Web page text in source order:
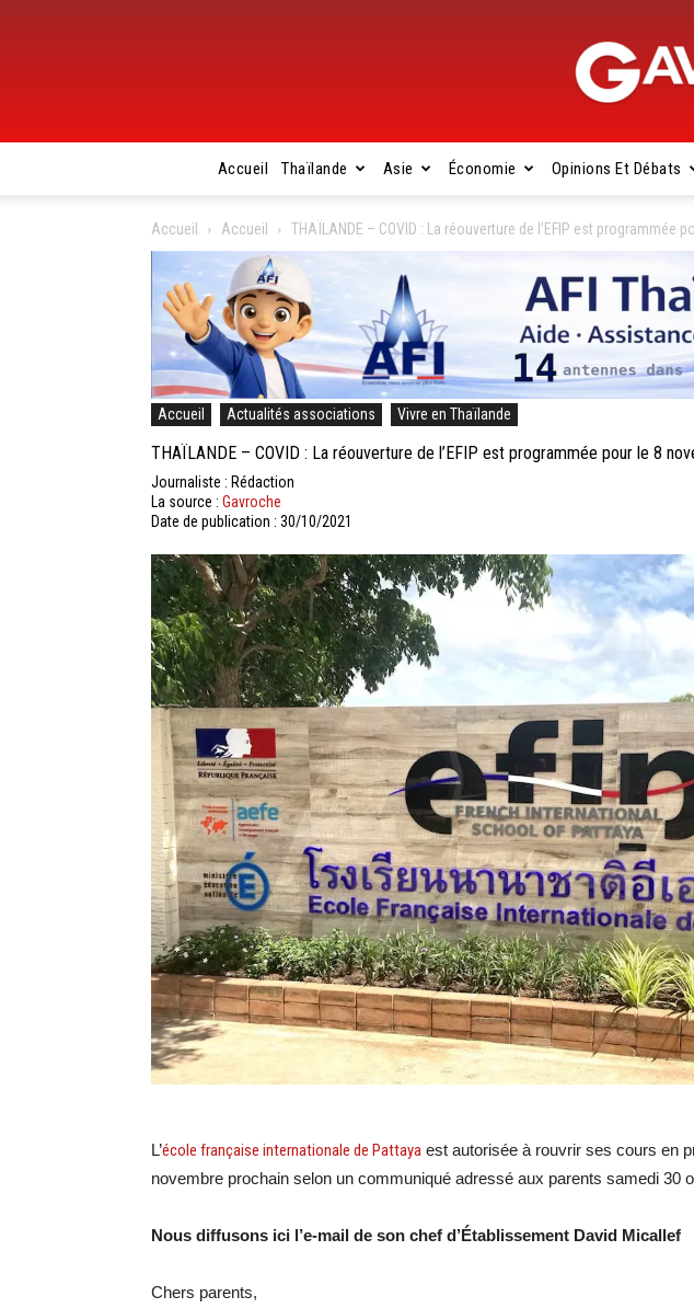
Accueil Thaïlande Asie Économie Opinions Et Débats
Accueil Accueil THAÏLANDE – COVID : La réouverture de l’EFIP est programmée
Accueil Actualités associations Vivre en Thaïlande
THAÏLANDE – COVID : La réouverture de l’EFIP est programmée pour le 8
Journaliste : Rédaction
La source : Gavroche
Date de publication : 30/10/2021
L’école française internationale de Pattaya est autorisée à rouvrir ses cours en
novembre prochain selon un communiqué adressé aux parents samedi 30
Nous diffusons ici l’e-mail de son chef d’Établissement David Micallef
Chers parents,